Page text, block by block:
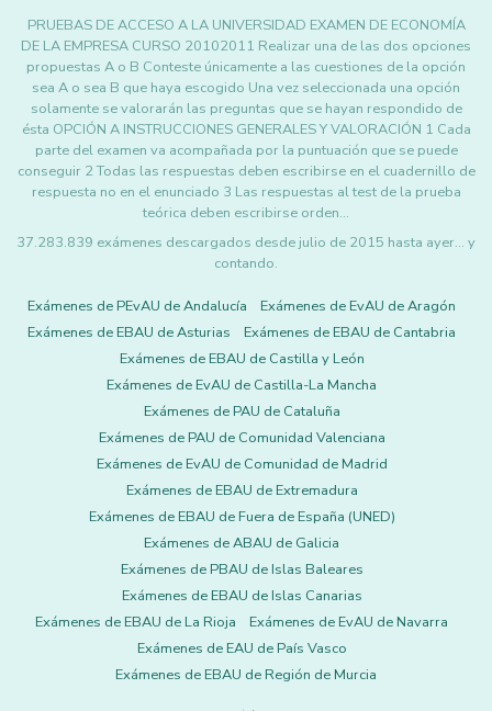
PRUEBAS DE ACCESO A LA UNIVERSIDAD EXAMEN DE ECONOMÍA
DE LA EMPRESA CURSO 20102011 Realizar una de las dos opciones
propuestas A o B Conteste únicamente a las cuestiones de la opción
sea A o sea B que haya escogido Una vez seleccionada una opción
solamente se valorarán las preguntas que se hayan respondido de
ésta OPCIÓN A INSTRUCCIONES GENERALES Y VALORACIÓN 1 Cada
parte del examen va acompañada por la puntuación que se puede
conseguir 2 Todas las respuestas deben escribirse en el cuadernillo de
respuesta no en el enunciado 3 Las respuestas al test de la prueba
teórica deben escribirse orden…
37.283.839 exámenes descargados desde julio de 2015 hasta ayer... y
contando.
Exámenes de PEvAU de Andalucía
Exámenes de EvAU de Aragón
Exámenes de EBAU de Asturias
Exámenes de EBAU de Cantabria
Exámenes de EBAU de Castilla y León
Exámenes de EvAU de Castilla-La Mancha
Exámenes de PAU de Cataluña
Exámenes de PAU de Comunidad Valenciana
Exámenes de EvAU de Comunidad de Madrid
Exámenes de EBAU de Extremadura
Exámenes de EBAU de Fuera de España (UNED)
Exámenes de ABAU de Galicia
Exámenes de PBAU de Islas Baleares
Exámenes de EBAU de Islas Canarias
Exámenes de EBAU de La Rioja
Exámenes de EvAU de Navarra
Exámenes de EAU de País Vasco
Exámenes de EBAU de Región de Murcia